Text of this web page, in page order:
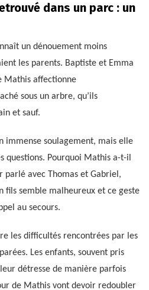
dans un parc : un
un dénouement moins
les parents. Baptiste et Emma
Mathis affectionne
sous un arbre, qu’ils
et sauf.
immense soulagement, mais elle
questions. Pourquoi Mathis a-t-il
parlé avec Thomas et Gabriel,
fils semble malheureux et ce geste
au secours.
les difficultés rencontrées par les
Les enfants, souvent pris
détresse de manière parfois
de Mathis vont devoir redoubler